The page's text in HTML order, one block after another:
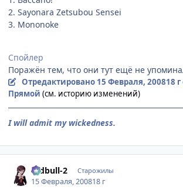
2. Sayonara Zetsubou Sensei
3. Mononoke
Спойлер
Поражён тем, что они тут ещё не
Отредактировано 15 Февраля, 200818 г
Прямой (см. историю изменений)
I will admit my wickedness.
redbull-2 Старожилы
15 Февраля, 200818 г